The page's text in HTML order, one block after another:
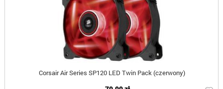
Corsair Air Series SP120 LED Twin Pack (czerwony)